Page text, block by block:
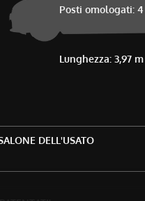
Posti omologati: 4
Lunghezza: 3,97 m
DELL'USATO